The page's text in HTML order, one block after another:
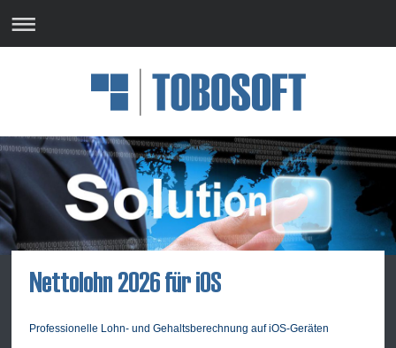
Professionelle Lohn- und Gehaltsberechnung auf iOS-Geräten